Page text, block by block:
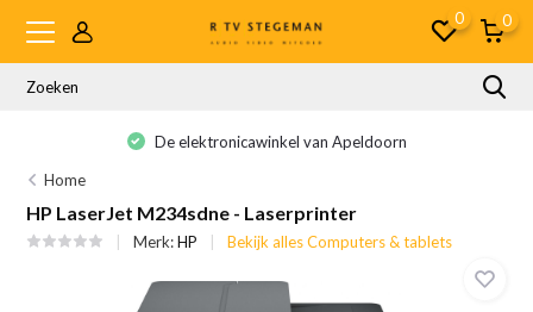
0 0
De elektronicawinkel van Apeldoorn
Home
HP LaserJet M234sdne - Laserprinter
Merk:HP Bekijk alles Computers & tablets